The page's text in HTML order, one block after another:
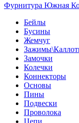
Фурнитура Южная
Бейлы
Бусины
Жемчуг
Замочки
Колечки
Коннекторы
Основы
Пины
Подвески
Проволока
Цепи